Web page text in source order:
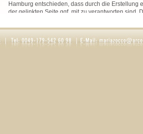
Hamburg entschieden, dass durch die Erstellung
der gelinkten Seite ggf. mit zu verantworten sind.
Website. Diese Erklärung gilt für sämtliche Links
zur Zeit bestehen oder in Zukunft bestehen
Alle Bilder, Texte und Grafiken, sofern nicht